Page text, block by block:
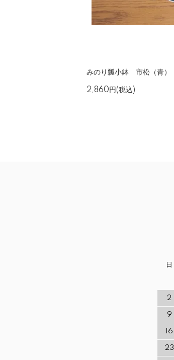
みのり瓢小鉢 市松（青）
2,860円(税込)
日
2
9
16
23